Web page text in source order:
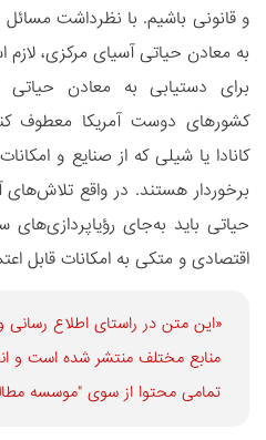
و قانونی باشیم. با نظرداشت
به معادن حیاتی آسیای مرکزی،
برای دستیابی به معادن
کشورهای دوست آمریکا معطوف
کانادا یا شیلی که از صنایع و
برخوردار هستند. در واقع
حیاتی باید به‌جای
اقتصادی و متکی به امکانات قابل
«این متن در راستای اطلاع رسانی
منابع مختلف منتشر شده است و
تمامی محتوا از سوی "موسسه